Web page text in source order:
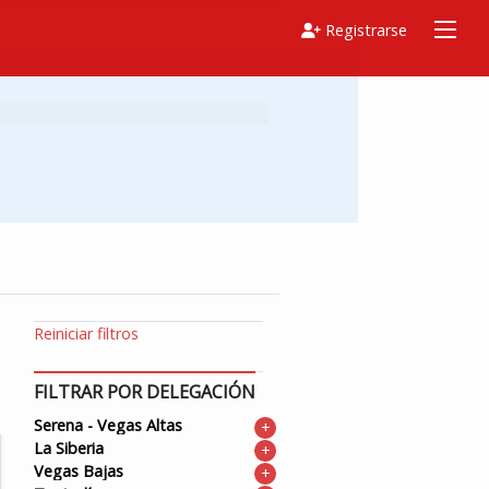
Registrarse
Reiniciar filtros
FILTRAR POR DELEGACIÓN